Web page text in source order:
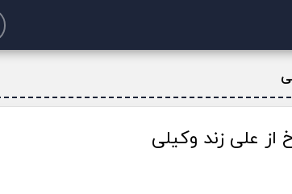
علی زند وکیلی